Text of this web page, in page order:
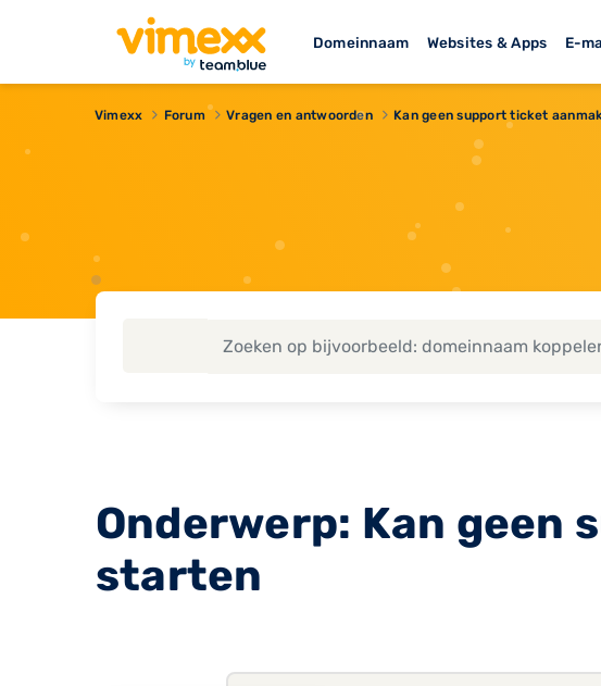
Domeinnaam Websites & Apps E-
Vimexx Forum Vragen en antwoorden Kan geen support ticket
Onderwerp: Kan geen
starten